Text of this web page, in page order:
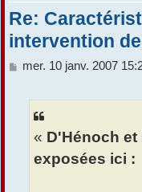
Re:
intervention
M
mer. 10 janv. 2007
« D'Hénoch
exposées ici :